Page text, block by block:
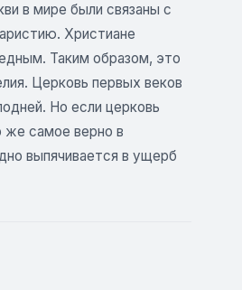
в мире были связаны с
Христиане
Таким образом, это
Церковь первых веков
Но если церковь
же самое верно в
выпячивается в ущерб